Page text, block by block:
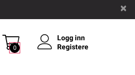
0
Logg inn
Registere